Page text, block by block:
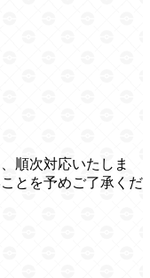
順次対応いたしま
とを予めご了承くだ